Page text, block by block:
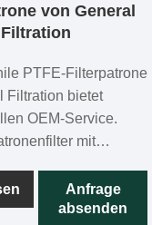
von General
Filtration
PTFE-Filterpatrone
Filtration bietet
OEM-Service.
mit
sind zu
getestet und
Anfrage
absenden